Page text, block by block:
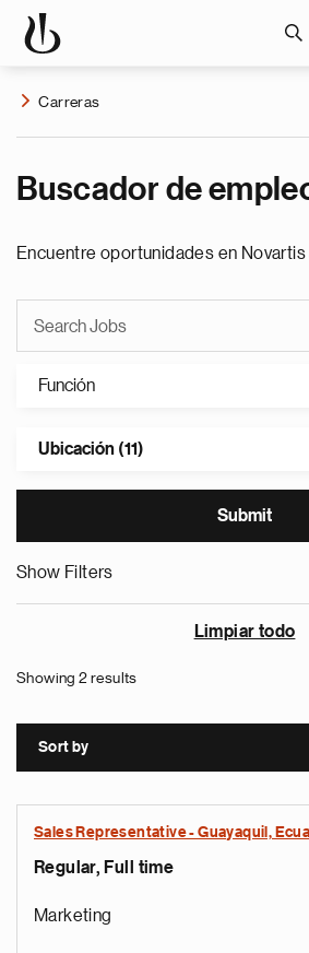
Carreras
Buscador de
Encuentre oportunidades en Novartis
Función
Ubicación (11)
Show Filters
Limpiar todo
Showing 2 results
Sort by
Sales Representative - Guayaquil,
Regular, Full time
Marketing